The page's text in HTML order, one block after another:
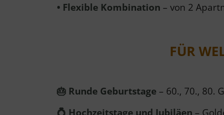
• Flexible Kombination – von 2
FÜR
🎂 Runde Geburtstage – 60., 70., 80.
💍 Hochzeitstage und Jubiläen –